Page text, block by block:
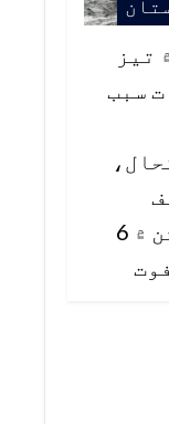
تيز
سبب
حادثن ۾ 6